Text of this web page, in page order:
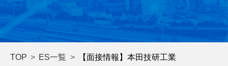
TOP ES一覧 【面接情報】本田技研工業